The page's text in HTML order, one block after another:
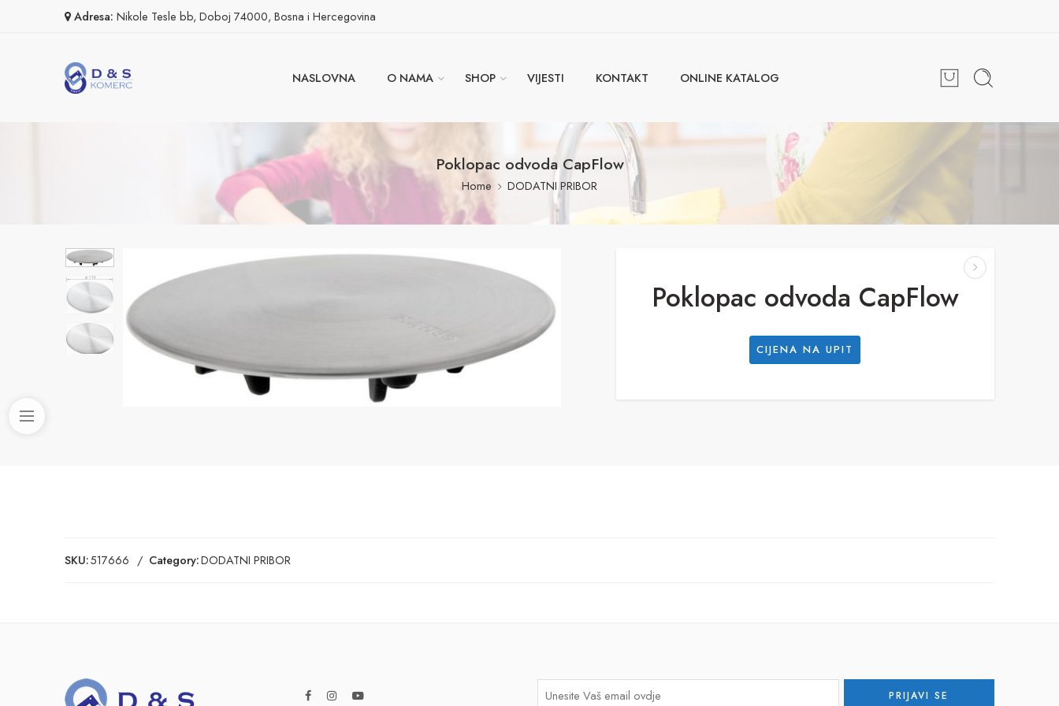
Adresa: Nikole Tesle bb, Doboj 74000, Bosna i Hercegovina
NASLOVNA O NAMA SHOP VIJESTI KONTAKT ONLINE KATALOG
Poklopac odvoda CapFlow
Home DODATNI PRIBOR
Poklopac odvoda CapFlow
CIJENA NA UPIT
SKU:517666 Category:DODATNI PRIBOR